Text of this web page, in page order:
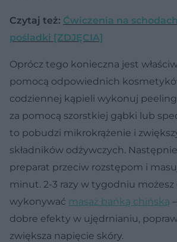
Czytaj też: Ćwiczenia na
pośladki [ZDJĘCIA]
Oprócz tego konieczna jest
pomocą odpowiednich
codziennej kąpieli wykonuj
za pomocą szorstkiej gąbki lub
to pobudzi mikrokrążenie i
składników odżywczych.
preparat przeciw rozstępom i
minut. 2-3 razy w tygodniu
wykonywać masaż bańką chińską
dobre efekty w ujędrnianiu,
zwiększa napięcie skóry.